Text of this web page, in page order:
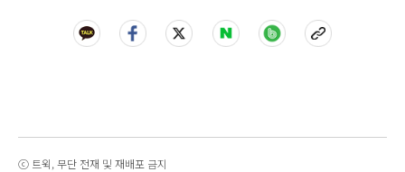
ⓒ 트윅, 무단 전재 및 재배포 금지